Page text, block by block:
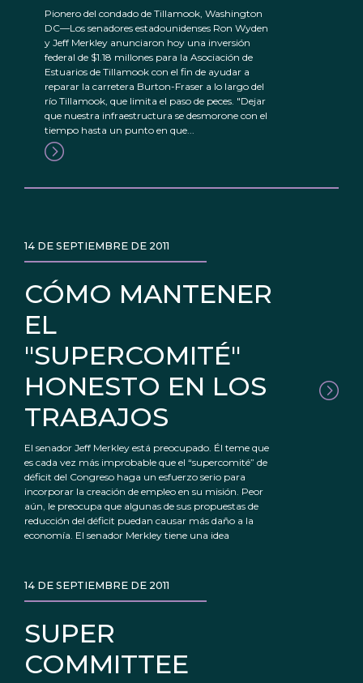
Pionero del condado de Tillamook, Washington
DC—Los senadores estadounidenses Ron Wyden
y Jeff Merkley anunciaron hoy una inversión
federal de $1.18 millones para la Asociación de
Estuarios de Tillamook con el fin de ayudar a
reparar la carretera Burton-Fraser a lo largo del
río Tillamook, que limita el paso de peces. "Dejar
que nuestra infraestructura se desmorone con el
tiempo hasta un punto en que...
CÓMO MANTENER
EL
"SUPERCOMITÉ"
HONESTO EN LOS
TRABAJOS
14 DE SEPTIEMBRE DE 2011
El senador Jeff Merkley está preocupado. Él teme que
es cada vez más improbable que el “supercomité” de
déficit del Congreso haga un esfuerzo serio para
incorporar la creación de empleo en su misión. Peor
aún, le preocupa que algunas de sus propuestas de
reducción del déficit puedan causar más daño a la
economía. El senador Merkley tiene una idea
SUPER
COMMITTEE
14 DE SEPTIEMBRE DE 2011